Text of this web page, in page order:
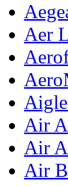
Aer
Air
Air
Air